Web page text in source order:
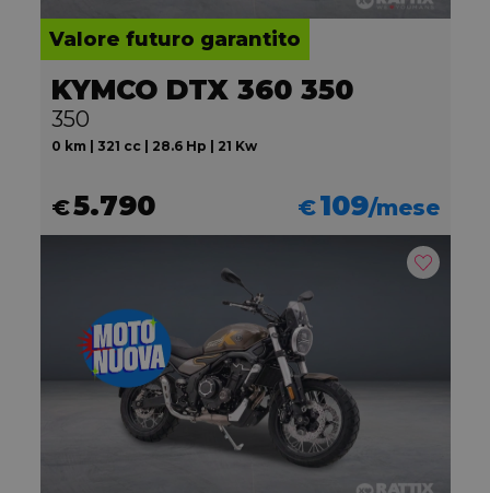
Valore futuro garantito
KYMCO DTX 360 350
350
0 km | 321 cc | 28.6 Hp | 21 Kw
€5.790 €109/mese